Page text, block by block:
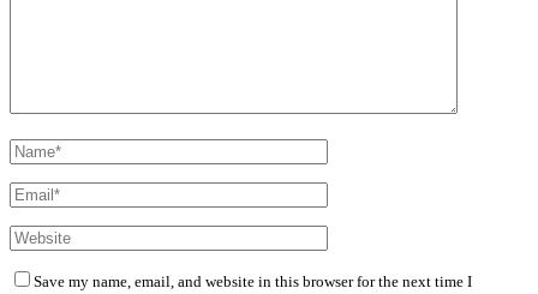
Save my name, email, and website in this browser for the next time I